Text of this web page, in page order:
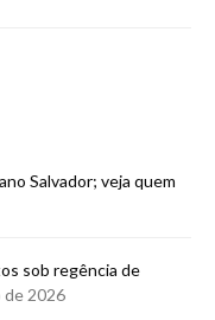
Salvador; veja quem
sob regência de
de 2026